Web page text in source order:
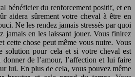
bénéficier du renforcement positif, et en
aidera sûrement votre cheval à être en
Ne les rendez jamais stressés par quoi
jamais en les laissant jouer. Vous finirez
cette chose peut même vous nuire. Vous
solution pour cela et si votre cheval est
de l’amour, l’affection et lui faire
lui. En plus de cela, vous pouvez même